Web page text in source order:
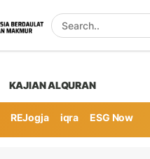
KAJIAN ALQURAN
REJogja iqra ESG Now